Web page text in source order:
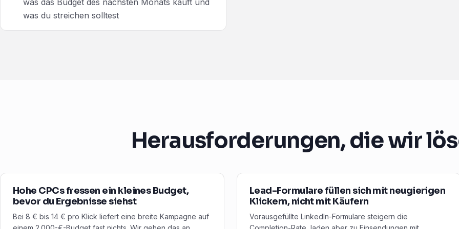
was das Budget des nächsten Monats kauft und
was du streichen solltest
Herausforderungen, die wir
Hohe CPCs fressen ein kleines Budget,
bevor du Ergebnisse siehst
Bei 8 € bis 14 € pro Klick liefert eine breite Kampagne auf
Lead-Formulare füllen sich mit neugierigen
Klickern, nicht mit Käufern
Vorausgefüllte LinkedIn-Formulare steigern die